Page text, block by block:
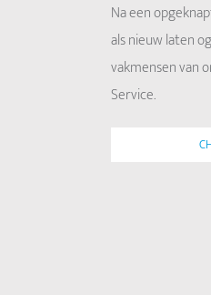
Na een
als nieuw laten
vakmensen van
Service.